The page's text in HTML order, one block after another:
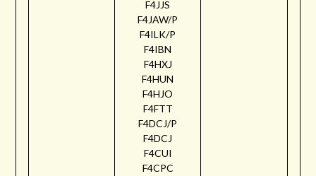
F4JJS
F4JAW/P
F4ILK/P
F4IBN
F4HXJ
F4HUN
F4HJO
F4FTT
F4DCJ/P
F4DCJ
F4CUI
F4CPC